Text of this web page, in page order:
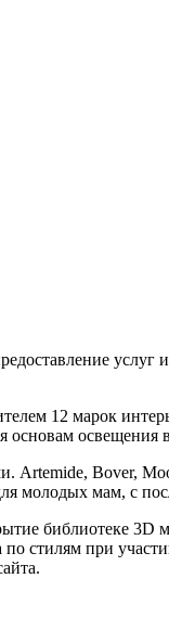
12 марок
основам
Artemide, Bover,
молодых мам, с
библиотеке
стилям при